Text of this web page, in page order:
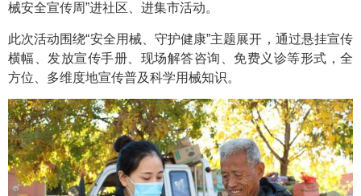
械安全宣传周”进社区、进集市活动。
此次活动围绕“安全用械、守护健康”主题展开，通过悬挂宣传
横幅、发放宣传手册、现场解答咨询、免费义诊等形式，全
方位、多维度地宣传普及科学用械知识。